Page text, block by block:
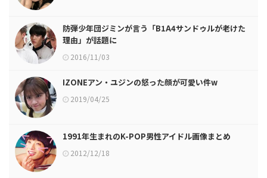
防弾少年団ジミンが言う「B1A4サンドゥルが老けた
理由」が話題に
2016/11/03
IZONEアン・ユジンの怒った顔が可愛い件w
2019/04/25
1991年生まれのK-POP男性アイドル画像まとめ
2012/12/18